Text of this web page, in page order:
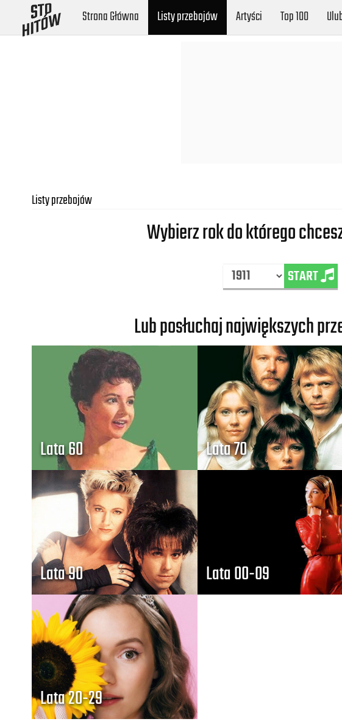
Strona Główna Listy przebojów Artyści Top 100
Listy przebojów
Wybierz rok do którego
START
Lub posłuchaj największych
Lata 60 Lata 70
Lata 90 Lata 00-09
Lata 20-29